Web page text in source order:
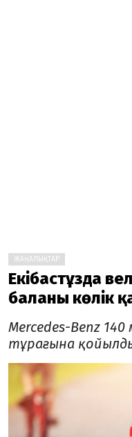
ЖАҢАЛЫҚТАР
Екібастұзда
баланы көлік
Mercedes-Benz 140
тұрағына